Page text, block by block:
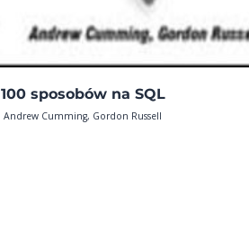
100 sposobów na SQL
Andrew Cumming, Gordon Russell